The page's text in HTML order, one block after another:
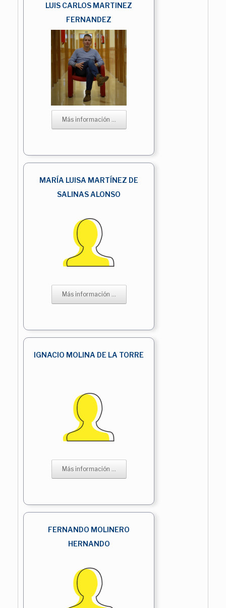
LUIS CARLOS MARTINEZ
FERNANDEZ
Más información ...
MARÍA LUISA MARTÍNEZ DE
SALINAS ALONSO
Más información ...
IGNACIO MOLINA DE LA TORRE
Más información ...
FERNANDO MOLINERO
HERNANDO